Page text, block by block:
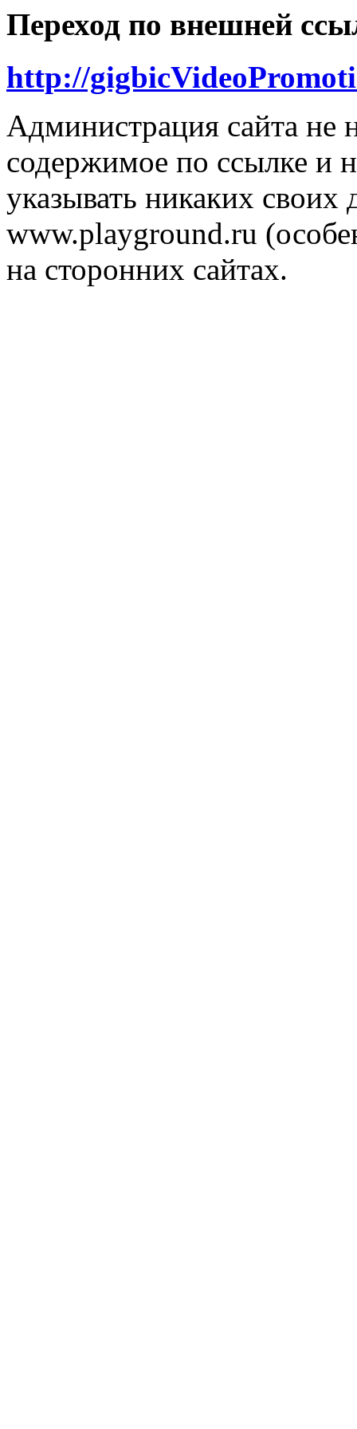
Переход по внешней
http://
Администрация сайта не
содержимое по ссылке и
указывать никаких
www.playground.ru
на сторонних сайтах.